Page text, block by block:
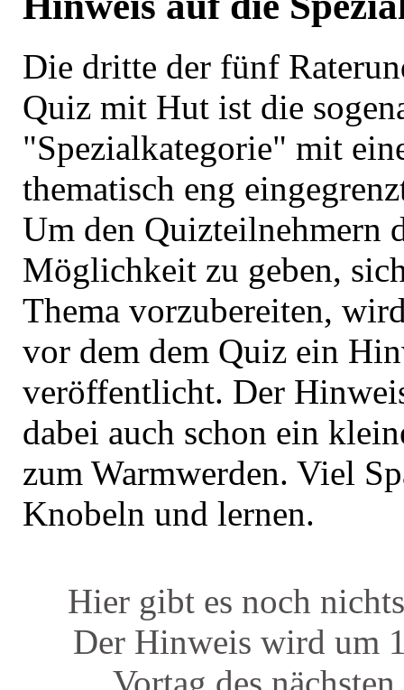
Die dritte der fünf
Quiz mit Hut ist die
"Spezialkategorie" mit
thematisch eng
Um den Quizteilnehmern
Möglichkeit zu geben,
Thema vorzubereiten,
vor dem dem Quiz ein
veröffentlicht. Der
dabei auch schon ein
zum Warmwerden. Viel
Knobeln und lernen.
Hier gibt es noch
Der Hinweis wird um
Vortag des